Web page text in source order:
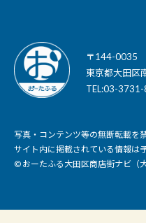
〒144-0035
東京都大田区
TEL:03-
写真・コンテンツ等の無断転載を禁
サイト内に掲載されている情報は
© おーたふる大田区商店街ナビ（